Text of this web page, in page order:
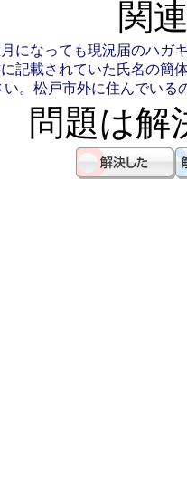
関
になっても現況届のハガ
記載されていた氏名の簡
。 松戸市外に住んでいる
問題は解